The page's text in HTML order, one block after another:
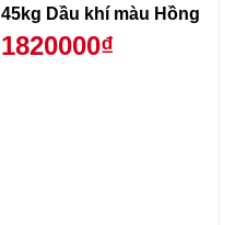
45kg Dầu khí màu Hồng
1820000₫